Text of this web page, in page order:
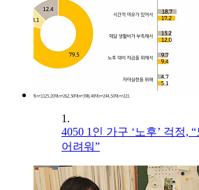
1.
4050 1인 가구 ‘노후’ 걱정,
어려워”